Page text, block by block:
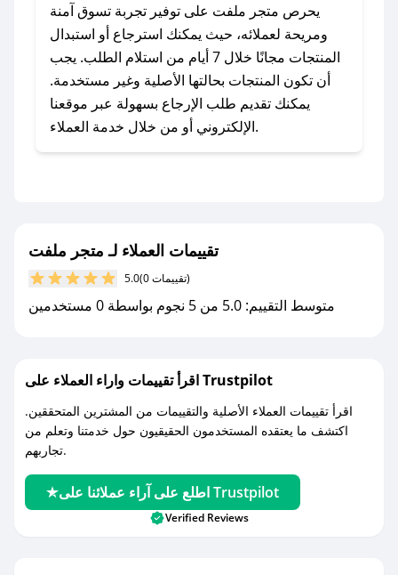
### كيف تحصل على كوبونات خصم حصرية من
متجر ملفت؟
للحصول على كوبونات وخصومات حصرية، قم بما
يلي:
- اضغط على أيقونة متابعة لمتجر متجر ملفت في
جديد.
مع صحصح، تسوق بذكاء ووفّر على كل مشترياتك مع
كوبونات خصم حصرية من متجر ملفت!
يحرص متجر ملفت على توفير تجربة تسوق آمنة
ومريحة لعملائه، حيث يمكنك استرجاع أو استبدال
المنتجات مجانًا خلال 7 أيام من استلام الطلب. يجب
أن تكون المنتجات بحالتها الأصلية وغير مستخدمة.
يمكنك تقديم طلب الإرجاع بسهولة عبر موقعنا
الإلكتروني أو من خلال خدمة العملاء.
تقييمات العملاء لـ متجر ملفت
5.0 (0 تقييمات)
متوسط التقييم: 5.0 من 5 نجوم بواسطة 0 مستخدمين
اقرأ تقييمات واراء العملاء على Trustpilot
اقرأ تقييمات العملاء الأصلية والتقييمات من المشترين المتحققين.
اكتشف ما يعتقده المستخدمون الحقيقيون حول خدمتنا وتعلم من
تجاربهم.
اطلع على آراء عملائنا على Trustpilot
Verified Reviews